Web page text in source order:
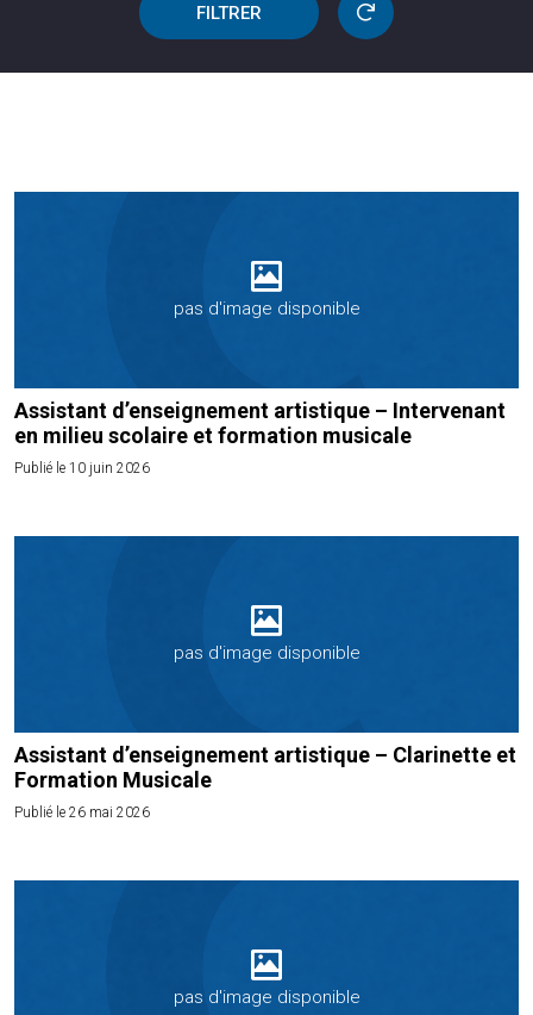
FILTRER
pas d'image disponible
Assistant d’enseignement artistique – Intervenant
en milieu scolaire et formation musicale
Publié le 10 juin 2026
pas d'image disponible
Assistant d’enseignement artistique – Clarinette et
Formation Musicale
Publié le 26 mai 2026
pas d'image disponible